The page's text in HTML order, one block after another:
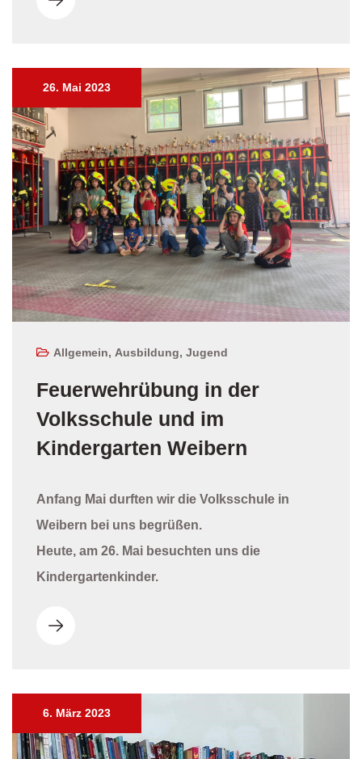
26. Mai 2023
Allgemein, Ausbildung, Jugend
Feuerwehrübung in der
Volksschule und im
Kindergarten Weibern
Anfang Mai durften wir die Volksschule in
Weibern bei uns begrüßen.
Heute, am 26. Mai besuchten uns die
Kindergartenkinder.
6. März 2023